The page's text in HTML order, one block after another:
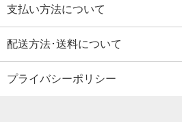
支払い方法について
配送方法･送料について
プライバシーポリシー